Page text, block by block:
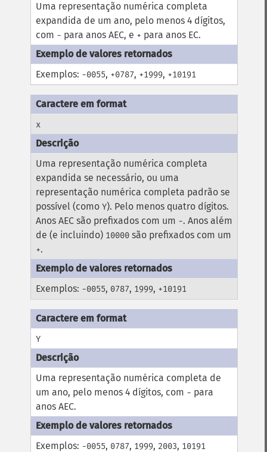
Uma representação numérica completa
expandida de um ano, pelo menos 4 dígitos,
com - para anos AEC, e + para anos EC.
Exemplos: -0055, +0787, +1999, +10191
x
Uma representação numérica completa
expandida se necessário, ou uma
representação numérica completa padrão se
possível (comoY). Pelo menos quatro dígitos.
Anos AEC são prefixados com um -. Anos além
de (e incluindo) 10000 são prefixados com um
+.
Exemplos: -0055, 0787, 1999, +10191
Y
Uma representação numérica completa de
um ano, pelo menos 4 dígitos, com - para
anos AEC.
Exemplos: -0055, 0787, 1999, 2003, 10191